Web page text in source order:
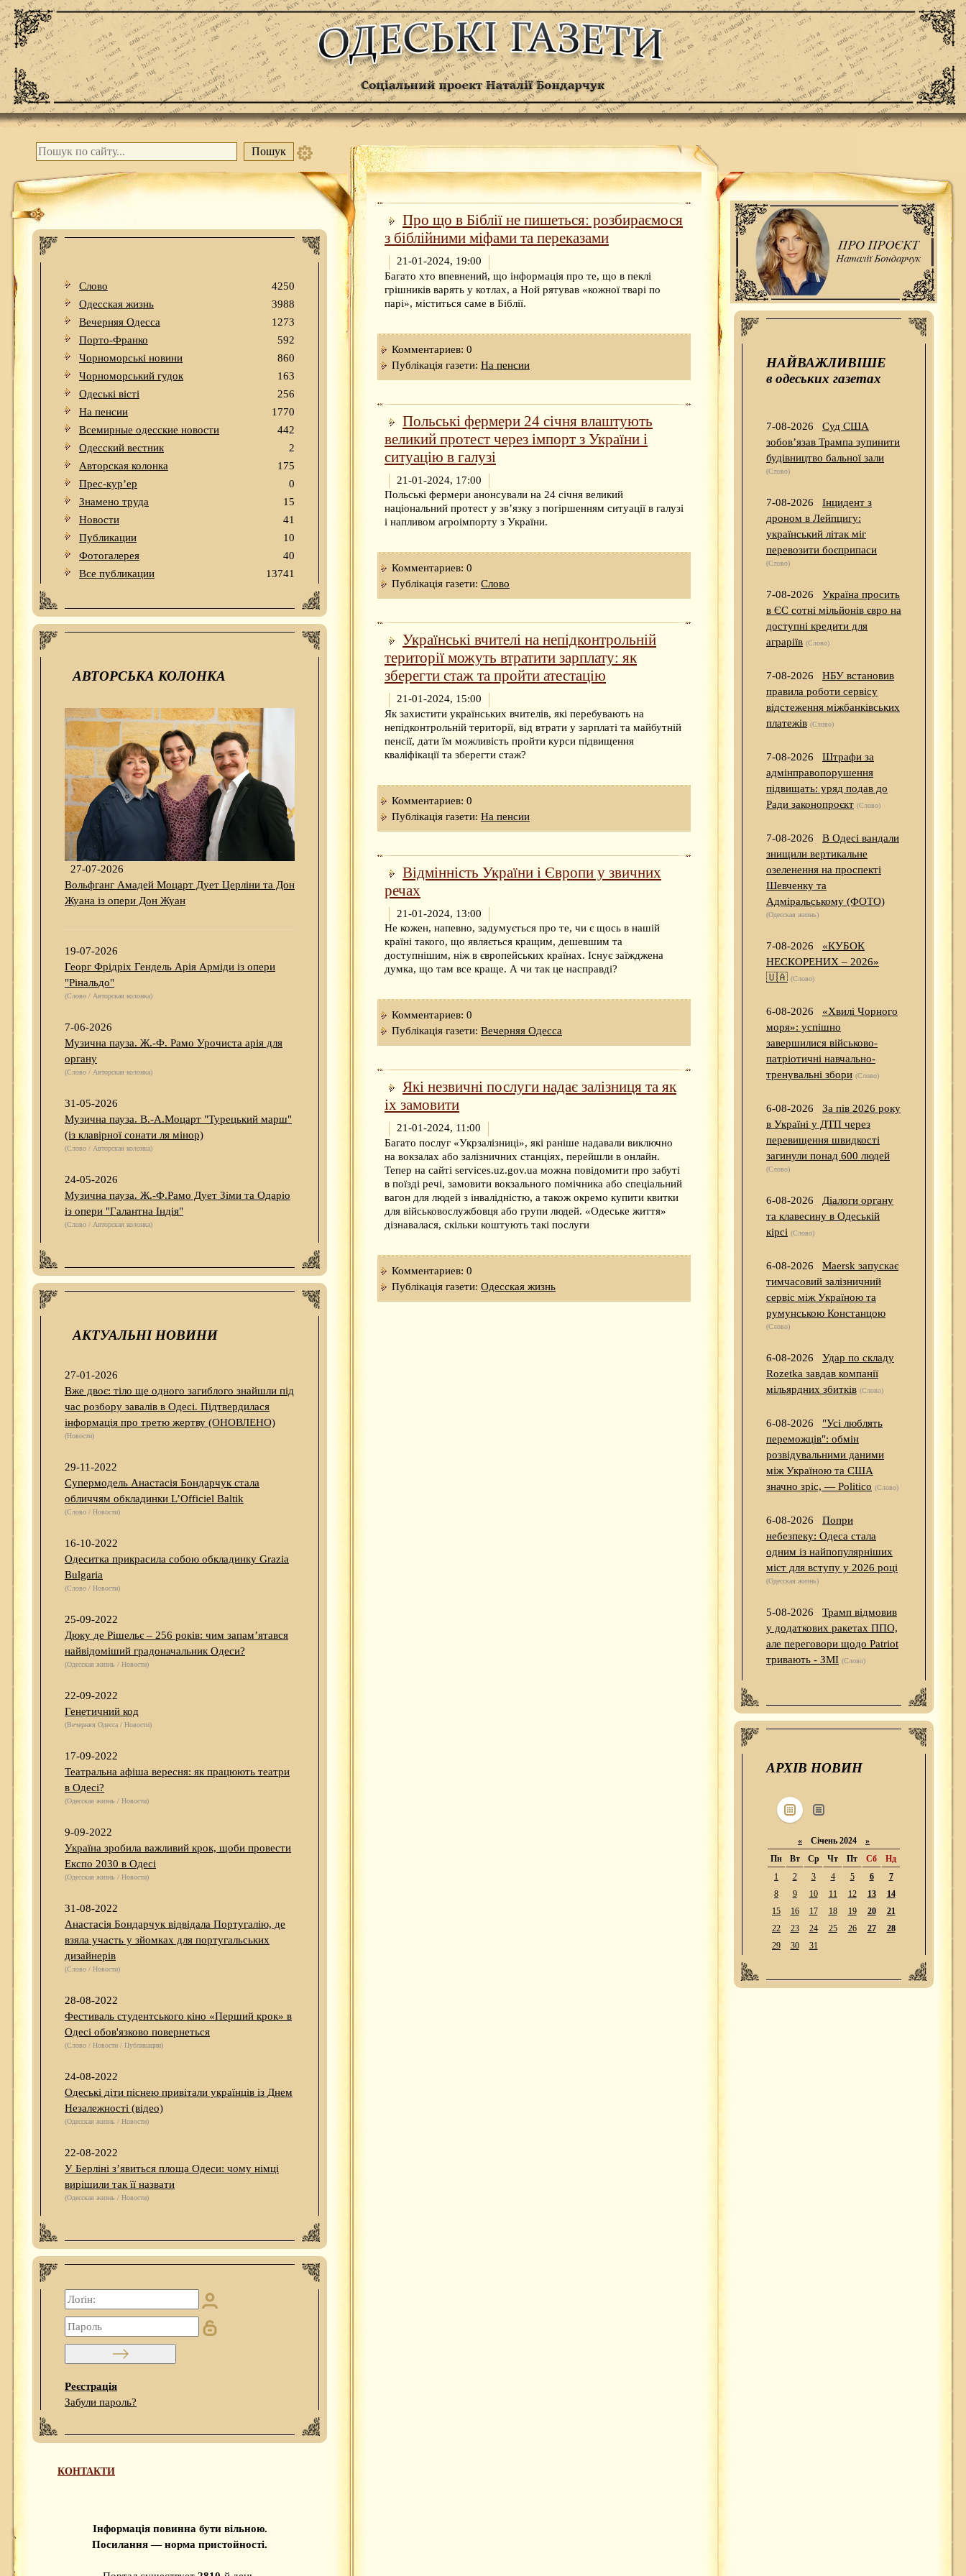
Слово
4250
Одесская жизнь
3988
Вечерняя Одесса
1273
Порто-Франко
592
Чорноморські новини
860
Чорноморський гудок
163
Одеськi вiстi
256
На пенсии
1770
Всемирные одесские новости
442
Одесский вестник
2
Авторская колонка
175
Прес-кур’ер
0
Знамено труда
15
Новости
41
Публикации
10
Фотогалерея
40
Все публикации
13741
АВТОРСЬКА КОЛОНКА
27-07-2026
Вольфганг Амадей Моцарт Дует Церліни та Дон
Жуана із опери Дон Жуан
19-07-2026
Георг Фрідріх Гендель Арія Арміди із опери
"Рінальдо"
(Слово / Авторская колонка)
7-06-2026
Музична пауза. Ж.-Ф. Рамо Урочиста арія для
органу
(Слово / Авторская колонка)
31-05-2026
Музична пауза. В.-А.Моцарт "Турецький марш"
(із клавірної сонати ля мінор)
(Слово / Авторская колонка)
24-05-2026
Музична пауза. Ж.-Ф.Рамо Дует Зіми та Одаріо
із опери "Галантна Індія"
(Слово / Авторская колонка)
АКТУАЛЬНІ НОВИНИ
27-01-2026
Вже двоє: тіло ще одного загиблого знайшли під
час розбору завалів в Одесі. Підтвердилася
інформація про третю жертву (ОНОВЛЕНО)
(Новости)
29-11-2022
Супермодель Анастасія Бондарчук стала
обличчям обкладинки L’Officiel Baltik
(Слово / Новости)
16-10-2022
Одеситка прикрасила собою обкладинку Grazia
Bulgaria
(Слово / Новости)
25-09-2022
Дюку де Рішельє – 256 років: чим запам’ятався
найвідоміший градоначальник Одеси?
(Одесская жизнь / Новости)
22-09-2022
Генетичний код
(Вечерняя Одесса / Новости)
17-09-2022
Театральна афіша вересня: як працюють театри
в Одесі?
(Одесская жизнь / Новости)
9-09-2022
Україна зробила важливий крок, щоби провести
Експо 2030 в Одесі
(Одесская жизнь / Новости)
31-08-2022
Анастасія Бондарчук відвідала Португалію, де
взяла участь у зйомках для португальських
дизайнерів
(Слово / Новости)
28-08-2022
Фестиваль студентського кіно «Перший крок» в
Одесі обов'язково повернеться
(Слово / Новости / Публикации)
24-08-2022
Одеські діти піснею привітали українців із Днем
Незалежності (відео)
(Одесская жизнь / Новости)
22-08-2022
У Берліні з’явиться площа Одеси: чому німці
вирішили так її назвати
(Одесская жизнь / Новости)
Реєстрація
Забули пароль?
КОНТАКТИ
Інформація повинна бути вільною.
Посилання — норма пристойності.
Про що в Біблії не пишеться: розбираємося
з біблійними міфами та переказами
21-01-2024, 19:00
Багато хто впевнений, що інформація про те, що в пеклі
грішників варять у котлах, а Ной рятував «кожної тварі по
парі», міститься саме в Біблії.
Комментариев: 0
Публікація газети: На пенсии
Польські фермери 24 січня влаштують
великий протест через імпорт з України і
ситуацію в галузі
21-01-2024, 17:00
Польські фермери анонсували на 24 січня великий
національний протест у зв’язку з погіршенням ситуації в галузі
і напливом агроімпорту з України.
Комментариев: 0
Публікація газети: Слово
Українські вчителі на непідконтрольній
території можуть втратити зарплату: як
зберегти стаж та пройти атестацію
21-01-2024, 15:00
Як захистити українських вчителів, які перебувають на
непідконтрольній території, від втрати у зарплаті та майбутній
пенсії, дати їм можливість пройти курси підвищення
кваліфікації та зберегти стаж?
Комментариев: 0
Публікація газети: На пенсии
Відмінність України і Європи у звичних
речах
21-01-2024, 13:00
Не кожен, напевно, задумується про те, чи є щось в нашій
країні такого, що являється кращим, дешевшим та
доступнішим, ніж в європейських країнах. Існує заїжджена
думка, що там все краще. А чи так це насправді?
Комментариев: 0
Публікація газети: Вечерняя Одесса
Які незвичні послуги надає залізниця та як
іх замовити
21-01-2024, 11:00
Багато послуг «Укрзалізниці», які раніше надавали виключно
на вокзалах або залізничних станціях, перейшли в онлайн.
Тепер на сайті services.uz.gov.ua можна повідомити про забуті
в поїзді речі, замовити вокзального помічника або спеціальний
вагон для людей з інвалідністю, а також окремо купити квитки
для військовослужбовця або групи людей. «Одеське життя»
дізнавалася, скільки коштують такі послуги
Комментариев: 0
Публікація газети: Одесская жизнь
НАЙВАЖЛИВІШЕ
в одеських газетах
7-08-2026
Суд США
зобов’язав Трампа зупинити
будівництво бальної зали
(Слово)
7-08-2026
Інцидент з
дроном в Лейпцигу:
український літак міг
перевозити боєприпаси
(Слово)
7-08-2026
Україна просить
в ЄС сотні мільйонів євро на
доступні кредити для
аграріїв (Слово)
7-08-2026
НБУ встановив
правила роботи сервісу
відстеження міжбанківських
платежів (Слово)
7-08-2026
Штрафи за
адмінправопорушення
підвищать: уряд подав до
Ради законопроєкт (Слово)
7-08-2026
В Одесі вандали
знищили вертикальне
озеленення на проспекті
Шевченку та
Адміральському (ФОТО)
(Одесская жизнь)
7-08-2026
«КУБОК
НЕСКОРЕНИХ – 2026»
🇺🇦 (Слово)
6-08-2026
«Хвилі Чорного
моря»: успішно
завершилися військово-
патріотичні навчально-
тренувальні збори (Слово)
6-08-2026
За пів 2026 року
в Україні у ДТП через
перевищення швидкості
загинули понад 600 людей
(Слово)
6-08-2026
Діалоги органу
та клавесину в Одеській
кірсі (Слово)
6-08-2026
Maersk запускає
тимчасовий залізничний
сервіс між Україною та
румунською Констанцою
(Слово)
6-08-2026
Удар по складу
Rozetka завдав компанії
мільярдних збитків (Слово)
6-08-2026
"Усі люблять
переможців": обмін
розвідувальними даними
між Україною та США
значно зріс, — Politico (Слово)
6-08-2026
Попри
небезпеку: Одеса стала
одним із найпопулярніших
міст для вступу у 2026 році
(Одесская жизнь)
5-08-2026
Трамп відмовив
у додаткових ракетах ППО,
але переговори щодо Patriot
тривають - ЗМІ (Слово)
АРХІВ НОВИН
« Січень 2024 »
Пн
Вт Ср Чт Пт Сб
Нд
1
2 3 4 5 6
7
8
9 10 11 12 13
14
15
16 17 18 19 20
21
22
23 24 25 26 27
28
29
30 31